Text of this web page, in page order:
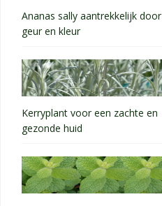
Ananas sally aantrekkelijk door
geur en kleur
Kerryplant voor een zachte en
gezonde huid